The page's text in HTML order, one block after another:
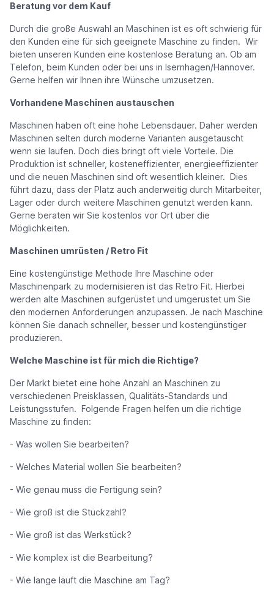
Beratung vor dem Kauf
Durch die große Auswahl an Maschinen ist es oft schwierig für
den Kunden eine für sich geeignete Maschine zu finden. Wir
bieten unseren Kunden eine kostenlose Beratung an. Ob am
Telefon, beim Kunden oder bei uns in Isernhagen/Hannover.
Gerne helfen wir Ihnen ihre Wünsche umzusetzen.
Vorhandene Maschinen austauschen
Maschinen haben oft eine hohe Lebensdauer. Daher werden
Maschinen selten durch moderne Varianten ausgetauscht
wenn sie laufen. Doch dies bringt oft viele Vorteile. Die
Produktion ist schneller, kosteneffizienter, energieeffizienter
und die neuen Maschinen sind oft wesentlich kleiner. Dies
führt dazu, dass der Platz auch anderweitig durch Mitarbeiter,
Lager oder durch weitere Maschinen genutzt werden kann.
Gerne beraten wir Sie kostenlos vor Ort über die
Möglichkeiten.
Maschinen umrüsten / Retro Fit
Eine kostengünstige Methode Ihre Maschine oder
Maschinenpark zu modernisieren ist das Retro Fit. Hierbei
werden alte Maschinen aufgerüstet und umgerüstet um Sie
den modernen Anforderungen anzupassen. Je nach Maschine
können Sie danach schneller, besser und kostengünstiger
produzieren.
Welche Maschine ist für mich die Richtige?
Der Markt bietet eine hohe Anzahl an Maschinen zu
verschiedenen Preisklassen, Qualitäts-Standards und
Leistungsstufen. Folgende Fragen helfen um die richtige
Maschine zu finden:
- Was wollen Sie bearbeiten?
- Welches Material wollen Sie bearbeiten?
- Wie genau muss die Fertigung sein?
- Wie groß ist die Stückzahl?
- Wie groß ist das Werkstück?
- Wie komplex ist die Bearbeitung?
- Wie lange läuft die Maschine am Tag?